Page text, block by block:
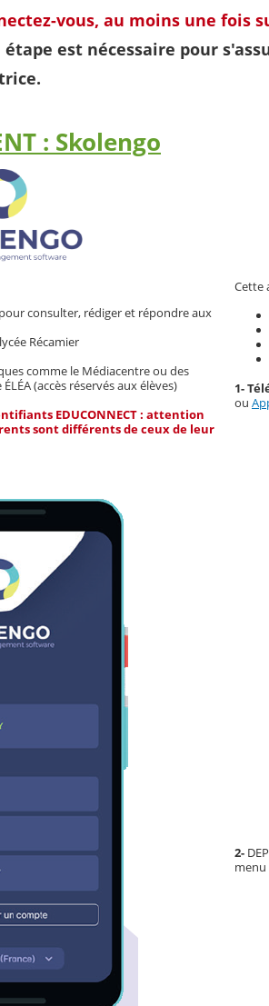
vous, au moins une fois
est nécessaire pour
: Skolengo
consulter, rédiger et répondre aux
Récamier
comme le Médiacentre ou des
(accès réservés aux élèves)
EDUCONNECT : attention
sont différents de ceux de leur
Cette
1-
ou
2-
menu